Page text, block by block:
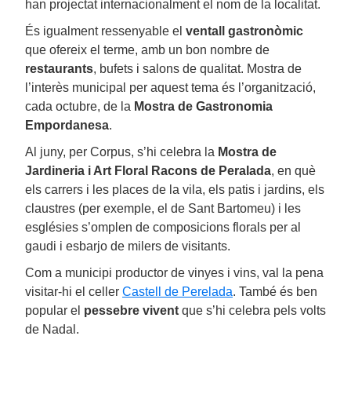
han projectat internacionalment el nom de la localitat.
És igualment ressenyable el ventall gastronòmic
que ofereix el terme, amb un bon nombre de
restaurants, bufets i salons de qualitat. Mostra de
l’interès municipal per aquest tema és l’organització,
cada octubre, de la Mostra de Gastronomia
Empordanesa.
Al juny, per Corpus, s’hi celebra la Mostra de
Jardineria i Art Floral Racons de Peralada, en què
els carrers i les places de la vila, els patis i jardins, els
claustres (per exemple, el de Sant Bartomeu) i les
esglésies s’omplen de composicions florals per al
gaudi i esbarjo de milers de visitants.
Com a municipi productor de vinyes i vins, val la pena
visitar-hi el celler Castell de Perelada. També és ben
popular el pessebre vivent que s’hi celebra pels volts
de Nadal.